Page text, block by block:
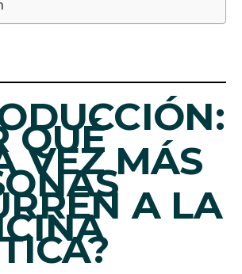
QUÉ
VEZ MÁS
A LA